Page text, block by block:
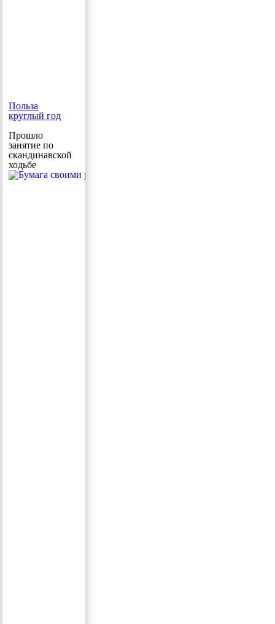
Польза
круглый год
Прошло
занятие по
скандинавской
ходьбе